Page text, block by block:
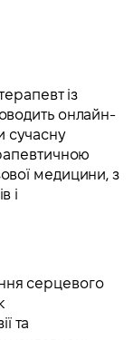
із
онлайн-
сучасну
медицини, з
і
серцевого
та